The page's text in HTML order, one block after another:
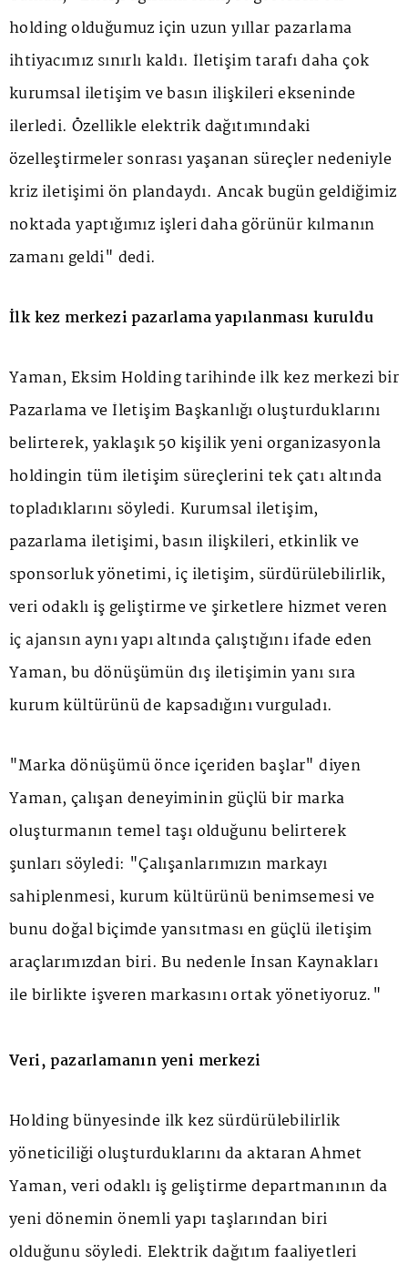
holding olduğumuz için uzun yıllar pazarlama
ihtiyacımız sınırlı kaldı. İletişim tarafı daha çok
kurumsal iletişim ve basın ilişkileri ekseninde
ilerledi. Özellikle elektrik dağıtımındaki
özelleştirmeler sonrası yaşanan süreçler nedeniyle
kriz iletişimi ön plandaydı. Ancak bugün geldiğimiz
noktada yaptığımız işleri daha görünür kılmanın
zamanı geldi" dedi.
İlk kez merkezi pazarlama yapılanması kuruldu
Yaman, Eksim Holding tarihinde ilk kez merkezi bir
Pazarlama ve İletişim Başkanlığı oluşturduklarını
belirterek, yaklaşık 50 kişilik yeni organizasyonla
holdingin tüm iletişim süreçlerini tek çatı altında
topladıklarını söyledi. Kurumsal iletişim,
pazarlama iletişimi, basın ilişkileri, etkinlik ve
sponsorluk yönetimi, iç iletişim, sürdürülebilirlik,
veri odaklı iş geliştirme ve şirketlere hizmet veren
iç ajansın aynı yapı altında çalıştığını ifade eden
Yaman, bu dönüşümün dış iletişimin yanı sıra
kurum kültürünü de kapsadığını vurguladı.
"Marka dönüşümü önce içeriden başlar" diyen
Yaman, çalışan deneyiminin güçlü bir marka
oluşturmanın temel taşı olduğunu belirterek
şunları söyledi: "Çalışanlarımızın markayı
sahiplenmesi, kurum kültürünü benimsemesi ve
bunu doğal biçimde yansıtması en güçlü iletişim
araçlarımızdan biri. Bu nedenle İnsan Kaynakları
ile birlikte işveren markasını ortak yönetiyoruz."
Veri, pazarlamanın yeni merkezi
Holding bünyesinde ilk kez sürdürülebilirlik
yöneticiliği oluşturduklarını da aktaran Ahmet
Yaman, veri odaklı iş geliştirme departmanının da
yeni dönemin önemli yapı taşlarından biri
olduğunu söyledi. Elektrik dağıtım faaliyetleri